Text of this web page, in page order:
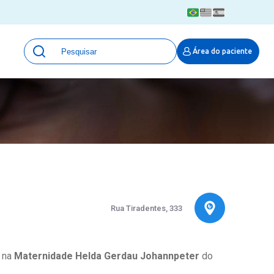
Área do paciente
Unidades
Qualidade e Segurança em saúde
Pesquisa Hospital Moinhos de Vento
Pronto Atendimento Digital
Rua Tiradentes, 333
Maternidade Helda Gerdau Johannpeter do